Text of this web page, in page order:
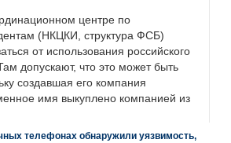
центре по
(НКЦКИ, структура ФСБ)
от использования российского
допускают, что это может быть
создавшая его компания
имя выкуплено компанией из
телефонах обнаружили уязвимость,